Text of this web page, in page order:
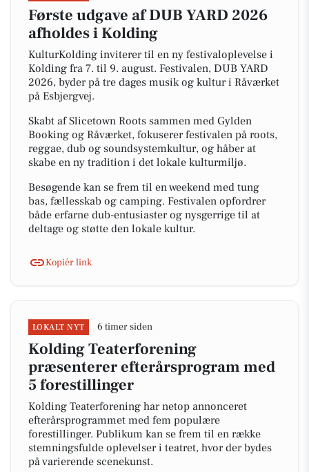
Første udgave af DUB YARD 2026
afholdes i Kolding
KulturKolding inviterer til en ny festivaloplevelse i
Kolding fra 7. til 9. august. Festivalen, DUB YARD
2026, byder på tre dages musik og kultur i Råværket
på Esbjergvej.
Skabt af Slicetown Roots sammen med Gylden
Booking og Råværket, fokuserer festivalen på roots,
reggae, dub og soundsystemkultur, og håber at
skabe en ny tradition i det lokale kulturmiljø.
Besøgende kan se frem til en weekend med tung
bas, fællesskab og camping. Festivalen opfordrer
både erfarne dub-entusiaster og nysgerrige til at
deltage og støtte den lokale kultur.
Kopiér link
LOKALT NYT 6 timer siden
Kolding Teaterforening
præsenterer efterårsprogram med
5 forestillinger
Kolding Teaterforening har netop annonceret
efterårsprogrammet med fem populære
forestillinger. Publikum kan se frem til en række
stemningsfulde oplevelser i teatret, hvor der bydes
på varierende scenekunst.